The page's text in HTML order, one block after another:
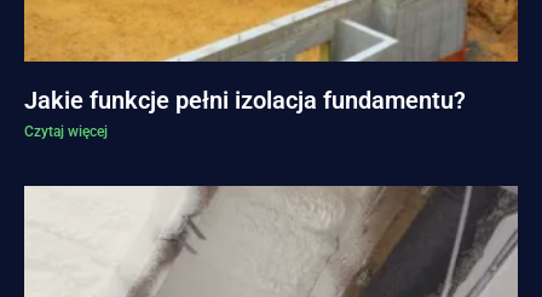
Jakie funkcje pełni izolacja fundamentu?
Czytaj więcej